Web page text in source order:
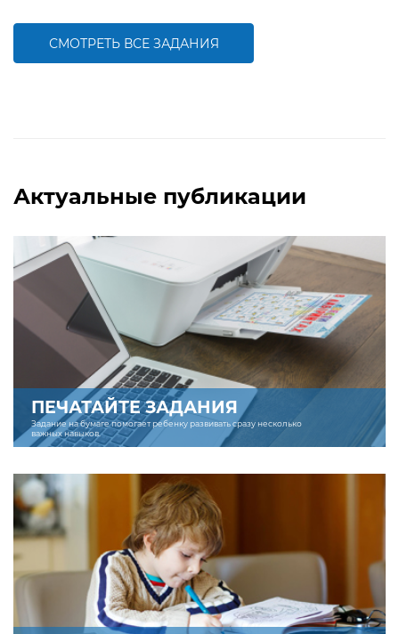
СМОТРЕТЬ ВСЕ ЗАДАНИЯ
Актуальные публикации
ПЕЧАТАЙТЕ ЗАДАНИЯ
Задание на бумаге помогает ребенку развивать сразу несколько
важных навыков.